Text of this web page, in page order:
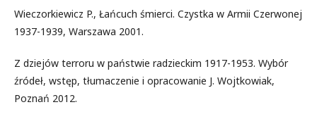
Wieczorkiewicz P., Łańcuch śmierci. Czystka w Armii Czerwonej
1937-1939, Warszawa 2001.
Z dziejów terroru w państwie radzieckim 1917-1953. Wybór
źródeł, wstęp, tłumaczenie i opracowanie J. Wojtkowiak,
Poznań 2012.